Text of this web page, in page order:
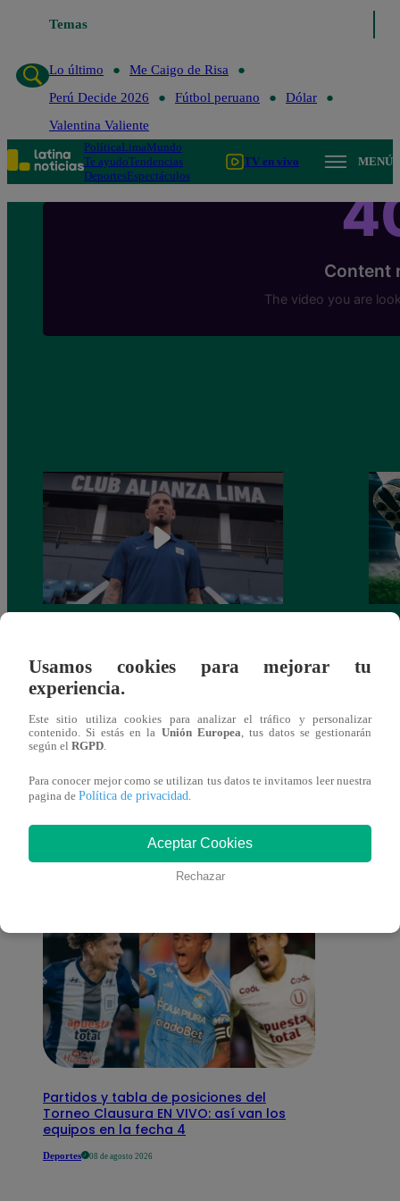
Temas
Lo último
Me Caigo de Risa
Perú Decide 2026
Fútbol peruano
Dólar
Valentina Valiente
PolíticaLimaMundo
Te ayudoTendencias
DeportesEspectáculos
TV en vivo MENÚ
como nuevo fichaje para el Torneo
Clausura 2025
También te puede
interesar
Partidos y tabla de posiciones del
Torneo Clausura EN VIVO: así van los
equipos en la fecha 4
Deportes 08 de agosto 2026
Usamos cookies para mejorar tu
experiencia.
Este sitio utiliza cookies para analizar el tráfico y personalizar
contenido. Si estás en la Unión Europea, tus datos se gestionarán
según el RGPD.
Para conocer mejor como se utilizan tus datos te invitamos leer nuestra
pagina de Política de privacidad.
Aceptar Cookies
Rechazar